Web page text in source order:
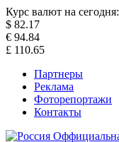
Курс валют на сегодня:
$ 82.17
€ 94.84
£ 110.65
Партнеры
Реклама
Фоторепортажи
Контакты